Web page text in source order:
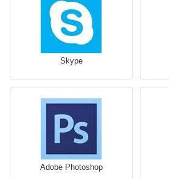
Skype
Adobe Photoshop